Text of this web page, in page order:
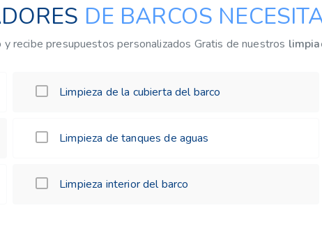
DE BARCOS
recibe presupuestos personalizados Gratis de nuestros
Limpieza de la cubierta del barco
Limpieza de tanques de aguas
Limpieza interior del barco